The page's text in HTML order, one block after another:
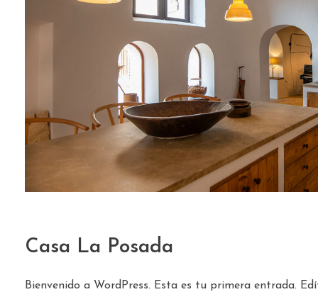
Casa La Posada
Bienvenido a WordPress. Esta es tu primera entrada.